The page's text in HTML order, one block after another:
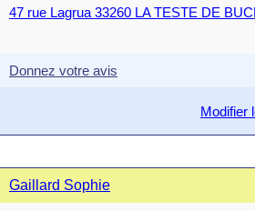
47 rue Lagrua 33260 LA TESTE DE
Donnez votre avis
Modifier
Gaillard Sophie